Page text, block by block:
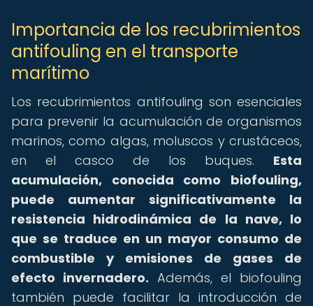
Importancia de los recubrimientos
antifouling en el transporte
marítimo
Los recubrimientos antifouling son esenciales
para prevenir la acumulación de organismos
marinos, como algas, moluscos y crustáceos,
en el casco de los buques. Esta
acumulación, conocida como biofouling,
puede aumentar significativamente la
resistencia hidrodinámica de la nave, lo
que se traduce en un mayor consumo de
combustible y emisiones de gases de
efecto invernadero. Además, el biofouling
también puede facilitar la introducción de